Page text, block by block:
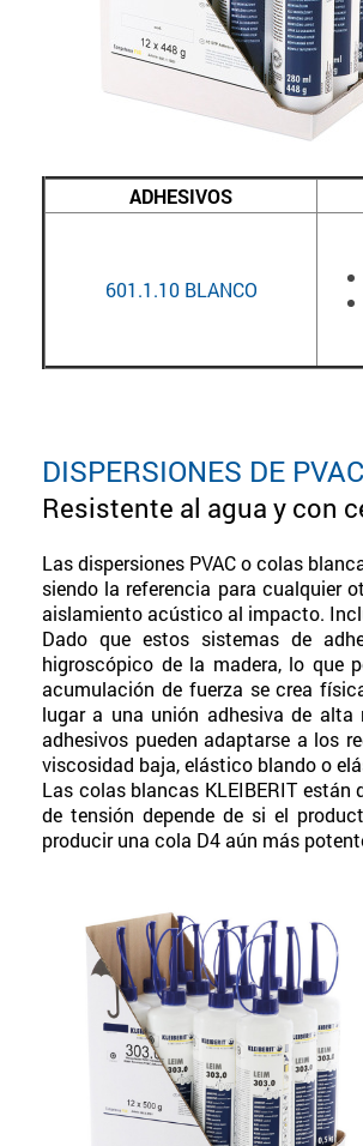
ADHESIVOS
601.1.10 BLANCO
DISPERSIONES DE PVAC
Resistente al agua y con
Las dispersiones PVAC o colas
siendo la referencia para cualquier
aislamiento acústico al impacto.
Dado que estos sistemas de
higroscópico de la madera, lo que
acumulación de fuerza se crea
lugar a una unión adhesiva de
adhesivos pueden adaptarse a los
viscosidad baja, elástico blando o
Las colas blancas KLEIBERIT están
de tensión depende de si el
producir una cola D4 aún más